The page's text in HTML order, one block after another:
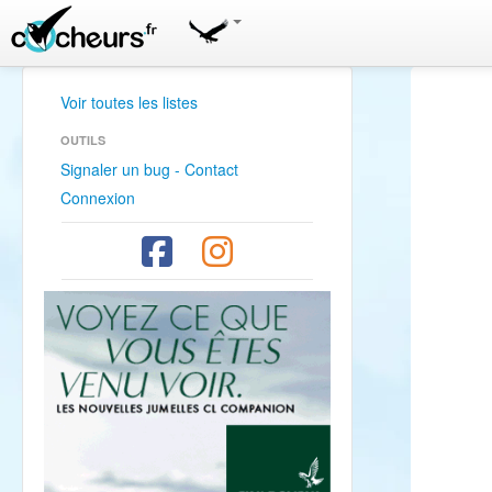
Voir toutes les listes
OUTILS
Signaler un bug - Contact
Connexion